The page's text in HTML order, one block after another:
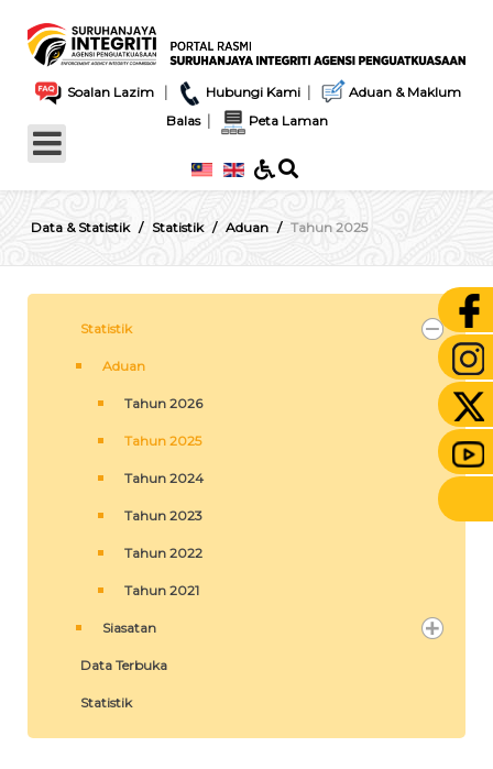
Soalan Lazim | Hubungi Kami |
Aduan & Maklum
Balas| Peta Laman
Data & Statistik Statistik Aduan Tahun 2025
Statistik
Aduan
Tahun 2026
Tahun 2025
Tahun 2024
Tahun 2023
Tahun 2022
Tahun 2021
Siasatan
Data Terbuka
Statistik